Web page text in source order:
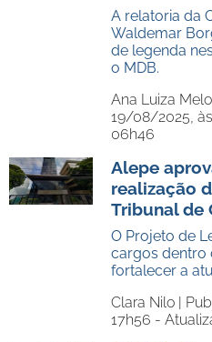
A relatoria da
Waldemar
de legenda
o MDB.
Ana Luiza
19/08/2025,
06h46
Alepe
realização
Tribunal de
O Projeto de
cargos dentro
fortalecer a
Clara Nilo |
17h56 -